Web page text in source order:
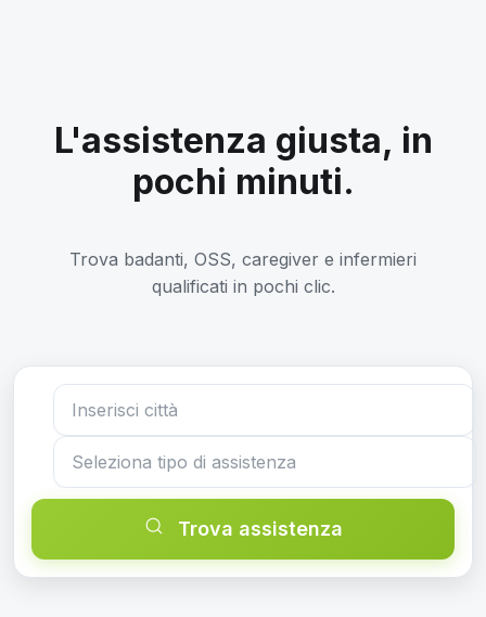
L'assistenza giusta, in
pochi minuti.
Trova badanti, OSS, caregiver e infermieri
qualificati in pochi clic.
Trova assistenza